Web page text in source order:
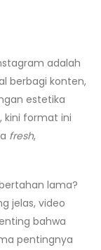
adalah
berbagi konten,
estetika
kini format ini
fresh,
lama?
jelas, video
bahwa
pentingnya